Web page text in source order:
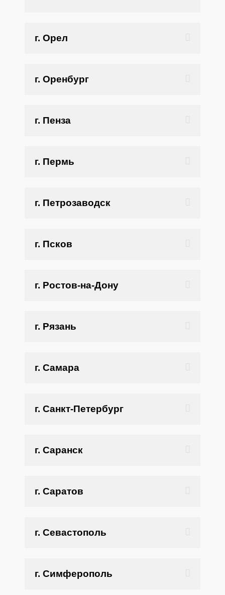
г. Орел
г. Оренбург
г. Пенза
г. Пермь
г. Петрозаводск
г. Псков
г. Ростов-на-Дону
г. Рязань
г. Самара
г. Санкт-Петербург
г. Саранск
г. Саратов
г. Севастополь
г. Симферополь